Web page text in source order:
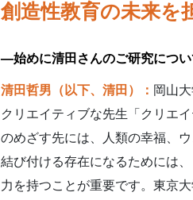
創造性教育の未来を
—始めに清田さんのご研究につい
清田哲男（以下、清田）： 岡山
クリエイティブな先生「クリエ
のめざす先には、人類の幸福、
結び付ける存在になるためには
力を持つことが重要です。東京